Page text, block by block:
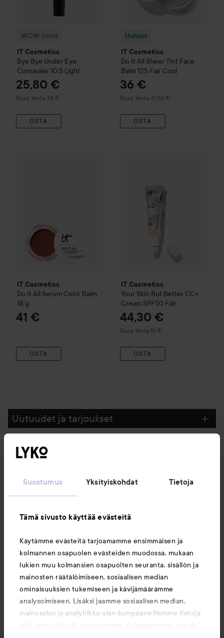
Suostumus Yksityiskohdat Tietoja
Tämä sivusto käyttää evästeitä
Käytämme evästeitä tarjoamamme ensimmäisen ja
kolmannen osapuolen evästeiden muodossa, mukaan
lukien muu kolmansien osapuolten seuranta, sisällön ja
mainosten räätälöimiseen, sosiaalisen median
ominaisuuksien tukemiseen ja kävijämäärämme
analysoimiseen. Lisäksi jaamme sosiaalisen median,
mainosalan ja analytiikka-alan kumppaneillemme tietoja
WOW-hinta
IT Cosmetics
Bye Bye Under Eye
Concealer 10.5 Light
25,80 €
Suos. hinta 34 €
Suositeltu hinta 34 €
OSTA
Uutuus
IT Cosmetics
Do It All Sheer Tint Face
Balm 125 Fair Cool
36 €
Suos. hinta 41,50 €
Suositeltu hinta 41,50 €
OSTA
IT Cosmetics
Do It All Serum Color Balm
18 g
41 €
OSTA
IT Cosmetics
Your Skin But Better CC+
Cream SPF50 Fair
44,30 €
Suos. hinta 51 €
Suositeltu hinta 51 €
OSTA
Uutuudet ja tarjoukset
Seuraa meitä
Asiakaspalvelu
Tietoja
Saattaisit myös tykätä